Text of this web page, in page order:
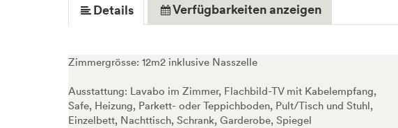
Details Verfügbarkeiten anzeigen
Zimmergrösse: 12m2 inklusive Nasszelle
Ausstattung: Lavabo im Zimmer, Flachbild-TV mit Kabelempfang,
Safe, Heizung, Parkett- oder Teppichboden, Pult/Tisch und Stuhl,
Einzelbett, Nachttisch, Schrank, Garderobe, Spiegel